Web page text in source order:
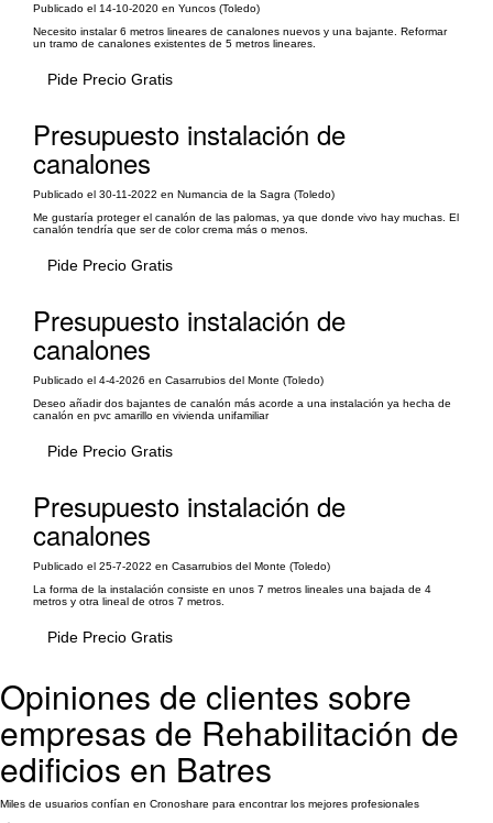
Publicado el 14-10-2020 en Yuncos (Toledo)
Necesito instalar 6 metros lineares de canalones nuevos y una bajante. Reformar
un tramo de canalones existentes de 5 metros lineares.
Pide Precio Gratis
Presupuesto instalación de
canalones
Publicado el 30-11-2022 en Numancia de la Sagra (Toledo)
Me gustaría proteger el canalón de las palomas, ya que donde vivo hay muchas. El
canalón tendría que ser de color crema más o menos.
Pide Precio Gratis
Presupuesto instalación de
canalones
Publicado el 4-4-2026 en Casarrubios del Monte (Toledo)
Deseo añadir dos bajantes de canalón más acorde a una instalación ya hecha de
canalón en pvc amarillo en vivienda unifamiliar
Pide Precio Gratis
Presupuesto instalación de
canalones
Publicado el 25-7-2022 en Casarrubios del Monte (Toledo)
La forma de la instalación consiste en unos 7 metros lineales una bajada de 4
metros y otra lineal de otros 7 metros.
Pide Precio Gratis
Opiniones de clientes sobre
empresas de Rehabilitación de
edificios en Batres
Miles de usuarios confían en Cronoshare para encontrar los mejores profesionales